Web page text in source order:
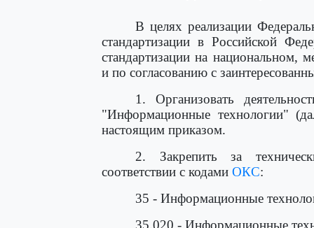
В целях реализации
стандартизации в Российской
стандартизации на национальном,
и по согласованию с
1. Организовать
"Информационные технологии"
настоящим приказом.
2. Закрепить за
соответствии с кодами ОКС:
35 - Информационные
35.020 - Информационные